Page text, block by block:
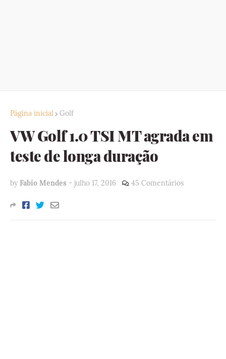
Página inicial Golf
VW Golf 1.0 TSI MT agrada em
teste de longa duração
by Fabio Mendes - julho 17, 2016 45 Comentários